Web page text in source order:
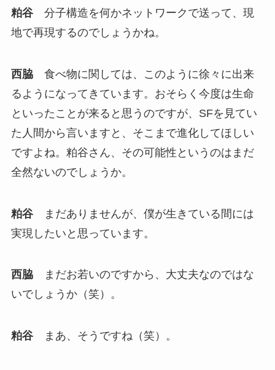
粕谷分子構造を何かネットワークで送って、現
地で再現するのでしょうかね。
西脇食べ物に関しては、このように徐々に出来
るようになってきています。おそらく今度は生命
といったことが来ると思うのですが、SFを見てい
た人間から言いますと、そこまで進化してほしい
ですよね。粕谷さん、その可能性というのはまだ
全然ないのでしょうか。
粕谷まだありませんが、僕が生きている間には
実現したいと思っています。
西脇まだお若いのですから、大丈夫なのではな
いでしょうか（笑）。
粕谷まあ、そうですね（笑）。